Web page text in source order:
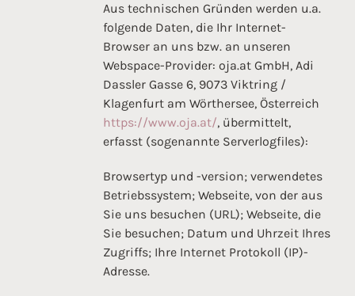
Aus technischen Gründen werden u.a.
folgende Daten, die Ihr Internet-
Browser an uns bzw. an unseren
Webspace-Provider: oja.at GmbH, Adi
Dassler Gasse 6, 9073 Viktring /
Klagenfurt am Wörthersee, Österreich
https://www.oja.at/, übermittelt,
erfasst (sogenannte Serverlogfiles):
Browsertyp und -version; verwendetes
Betriebssystem; Webseite, von der aus
Sie uns besuchen (URL); Webseite, die
Sie besuchen; Datum und Uhrzeit Ihres
Zugriffs; Ihre Internet Protokoll (IP)-
Adresse.